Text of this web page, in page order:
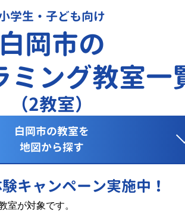
学生・子ども向け
白岡市の
ミング教室一
（2教室）
白岡市の教室を
地図から探す
キャンペーン実施中！
室が対象です。